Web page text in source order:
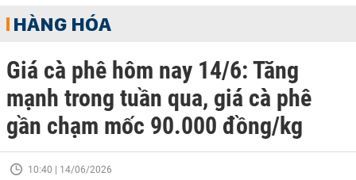
HÀNG HÓA
Giá cà phê hôm nay 14/6: Tăng
mạnh trong tuần qua, giá cà phê
gần chạm mốc 90.000 đồng/kg
10:40 | 14/06/2026